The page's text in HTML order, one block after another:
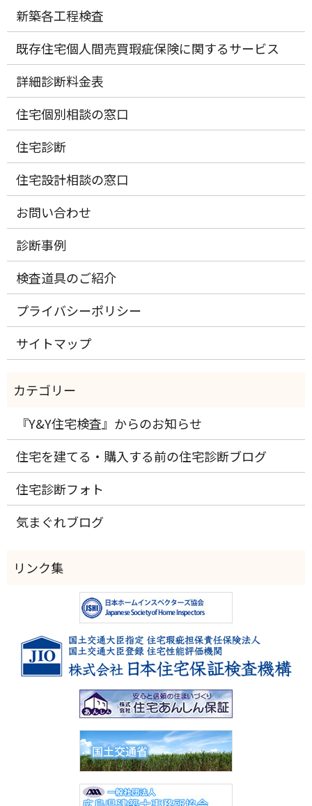
新築各工程検査
既存住宅個人間売買瑕疵保険に関するサービス
詳細診断料金表
住宅個別相談の窓口
住宅診断
住宅設計相談の窓口
お問い合わせ
診断事例
検査道具のご紹介
プライバシーポリシー
サイトマップ
『Y&Y住宅検査』からのお知らせ
住宅を建てる・購入する前の住宅診断ブログ
住宅診断フォト
気まぐれブログ